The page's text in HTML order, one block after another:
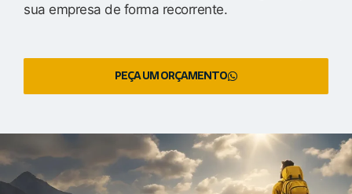
sua empresa de forma recorrente.
PEÇA UM ORÇAMENTO